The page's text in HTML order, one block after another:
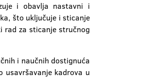
i obavlja nastavni i
što uključuje i sticanje
rad za sticanje stručnog
i naučnih dostignuća
usavršavanje kadrova u